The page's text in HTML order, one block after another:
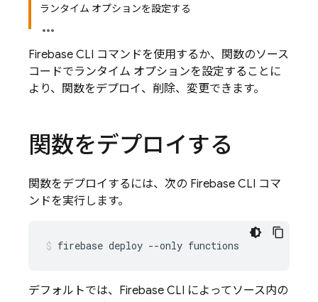
ランタイム オプションを設定する
Firebase CLI コマンドを使用するか、関数のソース
コードでランタイム オプションを設定することに
より、関数をデプロイ、削除、変更できます。
関数をデプロイする
関数をデプロイするには、次の Firebase CLI コマ
ンドを実行します。
デフォルトでは、 Firebase CLI によってソース内の